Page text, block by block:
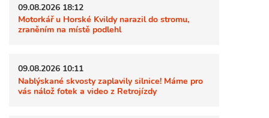
09.08.2026 18:12
Motorkář u Horské Kvildy narazil do stromu,
zraněním na místě podlehl
09.08.2026 10:11
Nablýskané skvosty zaplavily silnice! Máme pro
vás nálož fotek a video z Retrojízdy